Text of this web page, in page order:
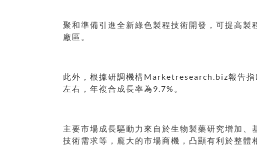
聚和準備引進全新綠色製程技術開發，可提高
廠區。
此外，根據研調機構Marketresearch.biz報告
左右，年複合成長率為9.7%。
主要市場成長驅動力來自於生物製藥研究增加
技術需求等，龐大的市場商機，凸顯有利於整體